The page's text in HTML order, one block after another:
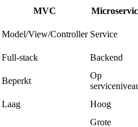
MVC
Model/View/Controller Service
Full-stack Backend
Beperkt
Op
Laag Hoog
Grote